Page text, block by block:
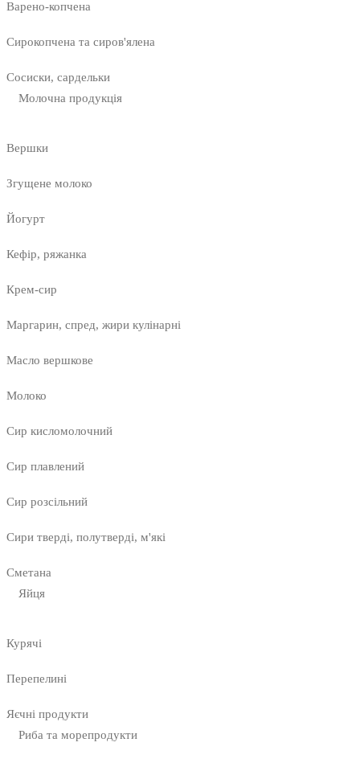
Варено-копчена
Сирокопчена та сиров'ялена
Сосиски, сардельки
Молочна продукція
Вершки
Згущене молоко
Йогурт
Кефір, ряжанка
Крем-сир
Маргарин, спред, жири кулінарні
Масло вершкове
Молоко
Сир кисломолочний
Сир плавлений
Сир розсільний
Сири тверді, полутверді, м'які
Сметана
Яйця
Курячі
Перепелині
Яєчні продукти
Риба та морепродукти